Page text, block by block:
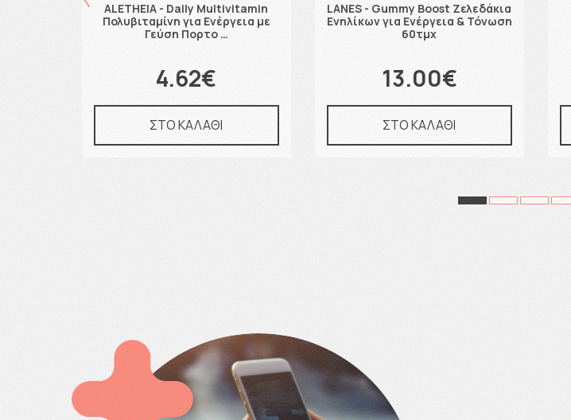
ALETHEIA - Daily Multivitamin
Πολυβιταμίνη για Ενέργεια με
Γεύση Πορτο …
4.62€
ΣΤΟ ΚΑΛΑΘΙ
LANES - Gummy Boost Ζελεδάκια
Ενηλίκων για Ενέργεια & Τόνωση
60τμχ
13.00€
ΣΤΟ ΚΑΛΑΘΙ